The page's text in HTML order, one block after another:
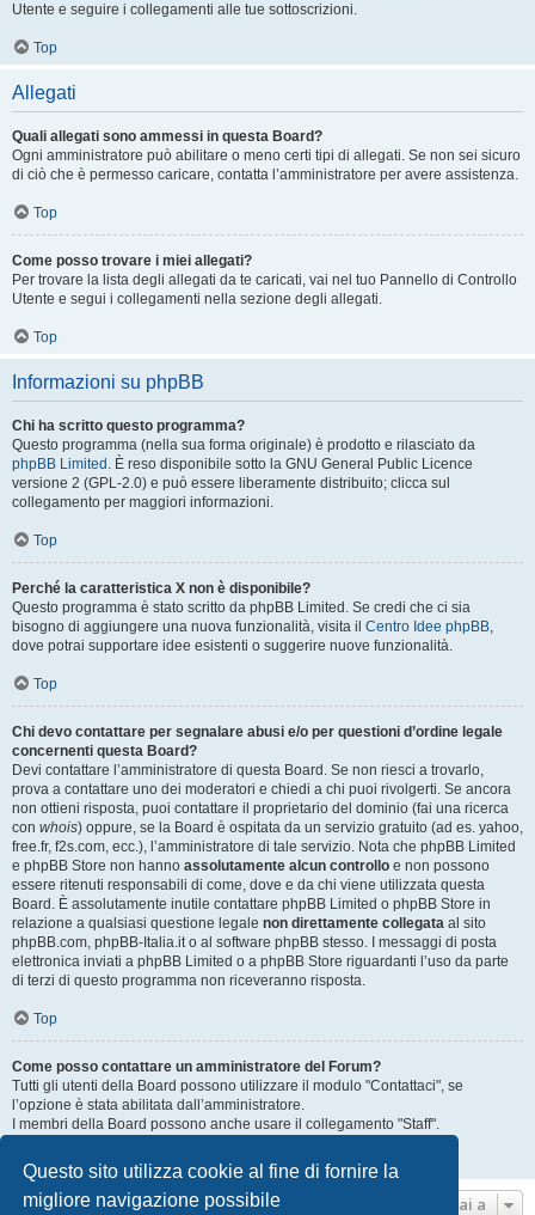
Questo sito utilizza cookie al fine di fornire la
migliore navigazione possibile
Utente e seguire i collegamenti alle tue sottoscrizioni.
Top
Allegati
Quali allegati sono ammessi in questa Board?
Ogni amministratore può abilitare o meno certi tipi di allegati. Se non sei sicuro
di ciò che è permesso caricare, contatta l’amministratore per avere assistenza.
Top
Come posso trovare i miei allegati?
Per trovare la lista degli allegati da te caricati, vai nel tuo Pannello di Controllo
Utente e segui i collegamenti nella sezione degli allegati.
Top
Informazioni su phpBB
Chi ha scritto questo programma?
Questo programma (nella sua forma originale) è prodotto e rilasciato da
phpBB Limited . È reso disponibile sotto la GNU General Public Licence
versione 2 (GPL-2.0) e può essere liberamente distribuito; clicca sul
collegamento per maggiori informazioni.
Top
Perché la caratteristica X non è disponibile?
Questo programma è stato scritto da phpBB Limited. Se credi che ci sia
bisogno di aggiungere una nuova funzionalità, visita il Centro Idee phpBB,
dove potrai supportare idee esistenti o suggerire nuove funzionalità.
Top
Chi devo contattare per segnalare abusi e/o per questioni d’ordine legale
concernenti questa Board?
Devi contattare l’amministratore di questa Board. Se non riesci a trovarlo,
prova a contattare uno dei moderatori e chiedi a chi puoi rivolgerti. Se ancora
non ottieni risposta, puoi contattare il proprietario del dominio (fai una ricerca
con whois) oppure, se la Board è ospitata da un servizio gratuito (ad es. yahoo,
free.fr, f2s.com, ecc.), l’amministratore di tale servizio. Nota che phpBB Limited
e phpBB Store non hanno assolutamente alcun controllo e non possono
essere ritenuti responsabili di come, dove e da chi viene utilizzata questa
Board. È assolutamente inutile contattare phpBB Limited o phpBB Store in
relazione a qualsiasi questione legale non direttamente collegata al sito
phpBB.com, phpBB-Italia.it o al software phpBB stesso. I messaggi di posta
elettronica inviati a phpBB Limited o a phpBB Store riguardanti l’uso da parte
di terzi di questo programma non riceveranno risposta.
Top
Come posso contattare un amministratore del Forum?
Tutti gli utenti della Board possono utilizzare il modulo "Contattaci", se
l’opzione è stata abilitata dall’amministratore.
I membri della Board possono anche usare il collegamento "Staff".
Top
Vai a